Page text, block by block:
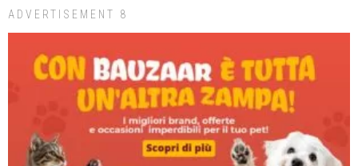
ADVERTISEMENT 8